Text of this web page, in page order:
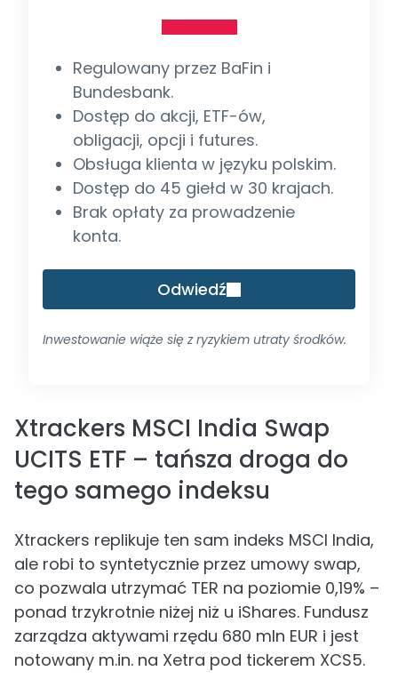
Regulowany przez BaFin i
Bundesbank.
Dostęp do akcji, ETF-ów,
obligacji, opcji i futures.
Obsługa klienta w języku polskim.
Dostęp do 45 giełd w 30 krajach.
Brak opłaty za prowadzenie
konta.
Odwiedź
Inwestowanie wiąże się z ryzykiem utraty środków.
Xtrackers MSCI India Swap
UCITS ETF – tańsza droga do
tego samego indeksu
Xtrackers replikuje ten sam indeks MSCI India,
ale robi to syntetycznie przez umowy swap,
co pozwala utrzymać TER na poziomie 0,19% –
ponad trzykrotnie niżej niż u iShares. Fundusz
zarządza aktywami rzędu 680 mln EUR i jest
notowany m.in. na Xetra pod tickerem XCS5.